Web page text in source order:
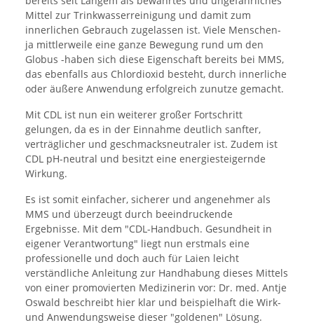
Mittel zur Trinkwasserreinigung und damit zum
innerlichen Gebrauch zugelassen ist. Viele Menschen-
ja mittlerweile eine ganze Bewegung rund um den
Globus -haben sich diese Eigenschaft bereits bei MMS,
das ebenfalls aus Chlordioxid besteht, durch innerliche
oder äußere Anwendung erfolgreich zunutze gemacht.
Mit CDL ist nun ein weiterer großer Fortschritt
gelungen, da es in der Einnahme deutlich sanfter,
verträglicher und geschmacksneutraler ist. Zudem ist
CDL pH-neutral und besitzt eine energiesteigernde
Wirkung.
Es ist somit einfacher, sicherer und angenehmer als
MMS und überzeugt durch beeindruckende
Ergebnisse. Mit dem "CDL-Handbuch. Gesundheit in
eigener Verantwortung" liegt nun erstmals eine
professionelle und doch auch für Laien leicht
verständliche Anleitung zur Handhabung dieses Mittels
von einer promovierten Medizinerin vor: Dr. med. Antje
Oswald beschreibt hier klar und beispielhaft die Wirk-
und Anwendungsweise dieser "goldenen" Lösung.